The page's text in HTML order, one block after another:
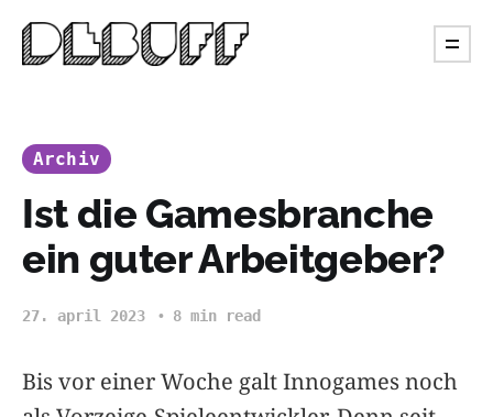
Archiv
Ist die Gamesbranche
ein guter Arbeitgeber?
27. april 2023 8 min read
Bis vor einer Woche galt Innogames noch